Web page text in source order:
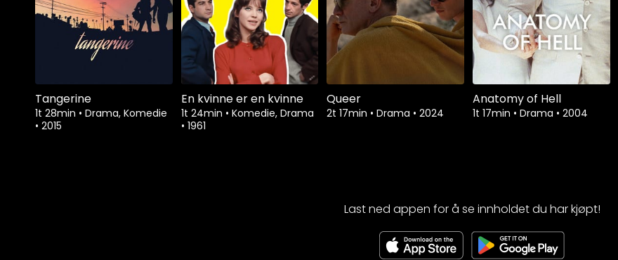
Tangerine
1t 28min • Drama, Komedie
• 2015
En kvinne er en kvinne
1t 24min • Komedie, Drama
• 1961
Queer
2t 17min • Drama • 2024
Anatomy of Hell
1t 17min • Drama • 2004
Last ned appen for å se innholdet du har kjøpt!